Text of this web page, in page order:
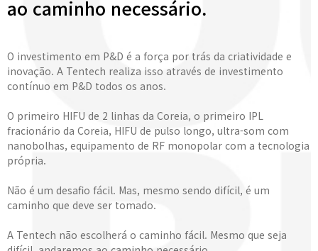
ao caminho necessário.
O investimento em P&D é a força por trás da criatividade e
inovação. A Tentech realiza isso através de investimento
contínuo em P&D todos os anos.
O primeiro HIFU de 2 linhas da Coreia, o primeiro IPL
fracionário da Coreia, HIFU de pulso longo, ultra-som com
nanobolhas, equipamento de RF monopolar com a tecnologia
própria.
Não é um desafio fácil. Mas, mesmo sendo difícil, é um
caminho que deve ser tomado.
A Tentech não escolherá o caminho fácil. Mesmo que seja